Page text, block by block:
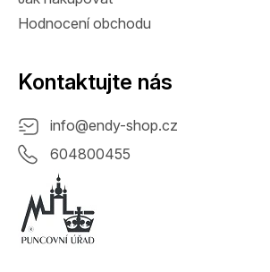
Hodnocení obchodu
Kontaktujte nás
info@endy-shop.cz
604800455